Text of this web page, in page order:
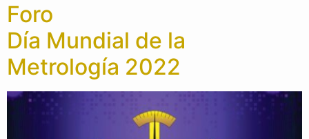
Foro
Día Mundial de la
Metrología 2022